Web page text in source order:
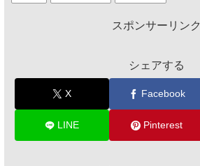
スポンサーリンク
シェアする
X Facebook
LINE Pinterest